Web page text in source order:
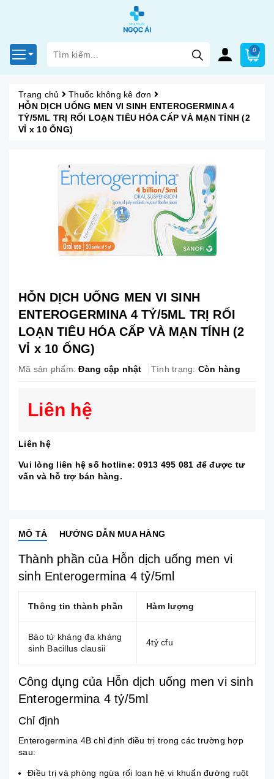
0
Trang chủ
Thuốc không kê đơn
HỖN DỊCH UỐNG MEN VI SINH ENTEROGERMINA 4
TỶ/5ML TRỊ RỐI LOẠN TIÊU HÓA CẤP VÀ MẠN TÍNH (2
VỈ x 10 ỐNG)
HỖN DỊCH UỐNG MEN VI SINH
ENTEROGERMINA 4 TỶ/5ML TRỊ RỐI
LOẠN TIÊU HÓA CẤP VÀ MẠN TÍNH (2
VỈ x 10 ỐNG)
Mã sản phẩm: Đang cập nhật Tình trạng: Còn hàng
Liên hệ
Liên hệ
Vui lòng liên hệ số hotline: 0913 495 081 để được tư
vấn và hỗ trợ bán hàng.
MÔ TẢ HƯỚNG DẪN MUA HÀNG
Thành phần của Hỗn dịch uống men vi
sinh Enterogermina 4 tỷ/5ml
Thông tin thành phần Hàm lượng
Bào tử kháng đa kháng
sinh Bacillus clausii
4tỷ cfu
Công dụng của Hỗn dịch uống men vi sinh
Enterogermina 4 tỷ/5ml
Chỉ định
Enterogermina 4B chỉ định điều trị trong các trường hợp
sau:
Ðiều trị và phòng ngừa rối loạn hệ vi khuẩn đường ruột